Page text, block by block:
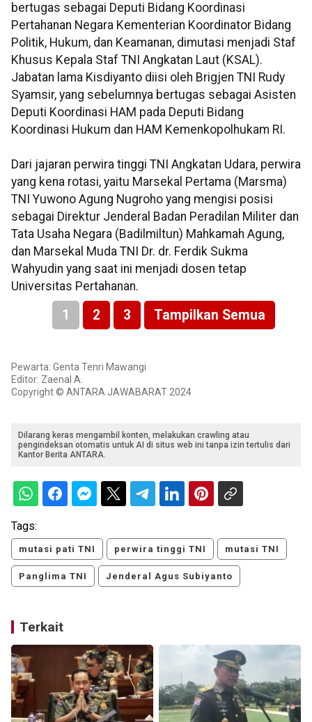
bertugas sebagai Deputi Bidang Koordinasi
Pertahanan Negara Kementerian Koordinator Bidang
Politik, Hukum, dan Keamanan, dimutasi menjadi Staf
Khusus Kepala Staf TNI Angkatan Laut (KSAL).
Jabatan lama Kisdiyanto diisi oleh Brigjen TNI Rudy
Syamsir, yang sebelumnya bertugas sebagai Asisten
Deputi Koordinasi HAM pada Deputi Bidang
Koordinasi Hukum dan HAM Kemenkopolhukam RI.
Dari jajaran perwira tinggi TNI Angkatan Udara, perwira
yang kena rotasi, yaitu Marsekal Pertama (Marsma)
TNI Yuwono Agung Nugroho yang mengisi posisi
sebagai Direktur Jenderal Badan Peradilan Militer dan
Tata Usaha Negara (Badilmiltun) Mahkamah Agung,
dan Marsekal Muda TNI Dr. dr. Ferdik Sukma
Wahyudin yang saat ini menjadi dosen tetap
Universitas Pertahanan.
1 2 3 Tampilkan Semua
Pewarta: Genta Tenri Mawangi
Editor: Zaenal A.
Copyright © ANTARA JAWABARAT 2024
Dilarang keras mengambil konten, melakukan crawling atau
pengindeksan otomatis untuk AI di situs web ini tanpa izin tertulis dari
Kantor Berita ANTARA.
Tags:
mutasi pati TNI perwira tinggi TNI mutasi TNI
Panglima TNI Jenderal Agus Subiyanto
Terkait